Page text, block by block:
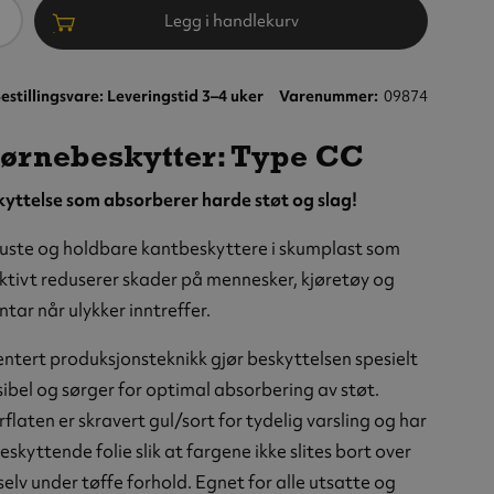
PU,
1 meter
Legg i handlekurv
Leveringstid 3–4 uker Varenummer 09874
Type CC
som absorberer harde støt og slag!
og holdbare kantbeskyttere i skumplast som
reduserer skader på mennesker, kjøretøy og
når ulykker inntreffer.
produksjonsteknikk gjør beskyttelsen spesielt
og sørger for optimal absorbering av støt.
er skravert gul/sort for tydelig varsling og har
folie slik at fargene ikke slites bort over
under tøffe forhold. Egnet for alle utsatte og